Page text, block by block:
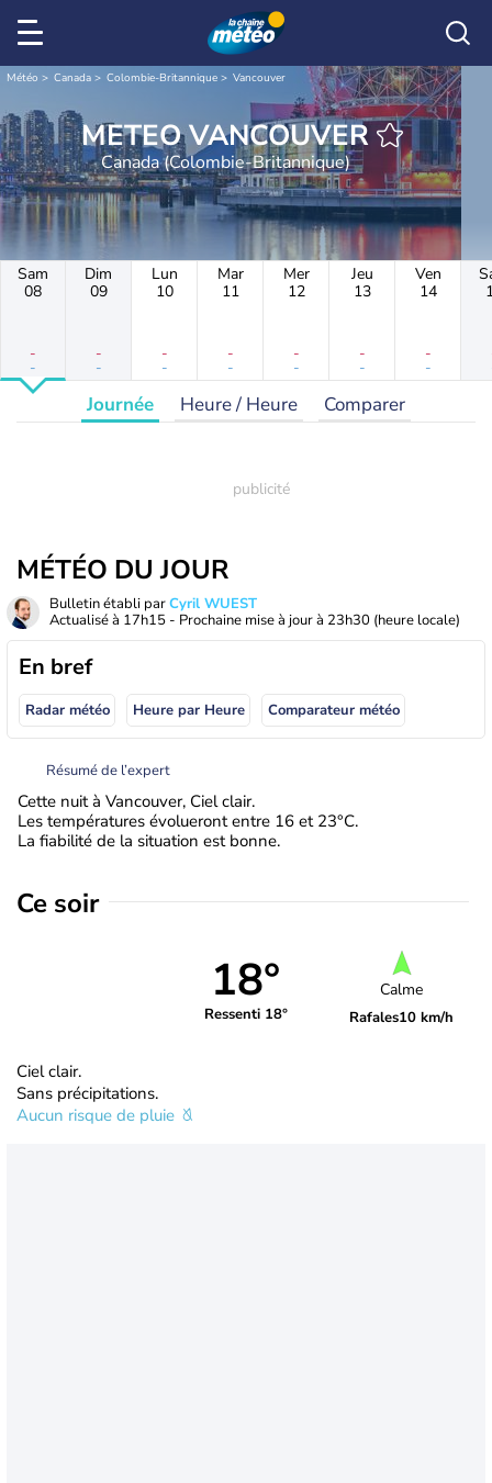
Météo Canada Colombie-Britannique Vancouver
METEO VANCOUVER
Canada (Colombie-Britannique)
Sam
08
-
-
Dim
09
-
-
Lun
10
-
-
Mar
11
-
-
Mer
12
-
-
Jeu
13
-
-
Ven
14
-
-
Journée Heure / Heure Comparer
MÉTÉO DU JOUR
Bulletin établi parCyril WUEST
Actualisé à 17h15 - Prochaine mise à jour à 23h30 (heure locale)
En bref
Radar météo Heure par Heure Comparateur météo
Résumé de l’expert
Cette nuit à Vancouver, Ciel clair.
Les températures évolueront entre 16 et 23°C.
La fiabilité de la situation est bonne.
Ce soir
18°
Ressenti 18°
Calme
Rafales10 km/h
Ciel clair.
Sans précipitations.
Aucun risque de pluie